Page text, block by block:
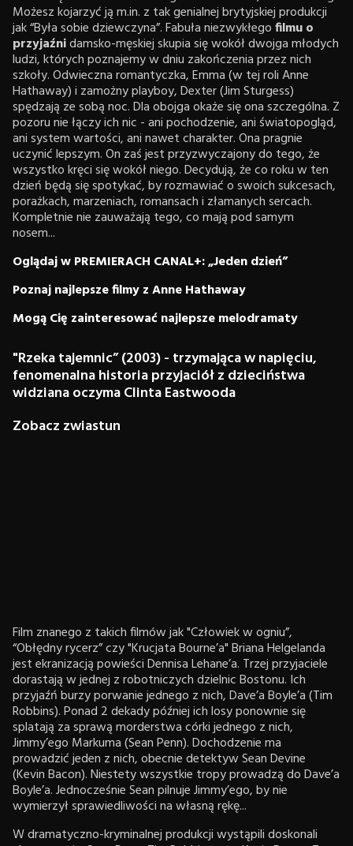
Możesz kojarzyć ją m.in. z tak genialnej brytyjskiej produkcji
jak “Była sobie dziewczyna”. Fabuła niezwykłegofilmu o
przyjaźnidamsko-męskiej skupia się wokół dwojga młodych
ludzi, których poznajemy w dniu zakończenia przez nich
szkoły. Odwieczna romantyczka, Emma (w tej roli Anne
Hathaway) i zamożny playboy, Dexter (Jim Sturgess)
spędzają ze sobą noc. Dla obojga okaże się ona szczególna. Z
pozoru nie łączy ich nic - ani pochodzenie, ani światopogląd,
ani system wartości, ani nawet charakter. Ona pragnie
uczynić lepszym. On zaś jest przyzwyczajony do tego, że
wszystko kręci się wokół niego. Decydują, że co roku w ten
dzień będą się spotykać, by rozmawiać o swoich sukcesach,
porażkach, marzeniach, romansach i złamanych sercach.
Kompletnie nie zauważają tego, co mają pod samym
nosem...
Oglądaj w PREMIERACH CANAL+: „Jeden dzień”
Poznaj najlepsze filmy z Anne Hathaway
Mogą Cię zainteresować najlepsze melodramaty
"Rzeka tajemnic” (2003) - trzymająca w napięciu,
fenomenalna historia przyjaciół z dzieciństwa
widziana oczyma Clinta Eastwooda
Zobacz zwiastun
Film znanego z takich filmów jak "Człowiek w ogniu”,
“Obłędny rycerz” czy "Krucjata Bourne’a" Briana Helgelanda
jest ekranizacją powieści Dennisa Lehane’a. Trzej przyjaciele
dorastają w jednej z robotniczych dzielnic Bostonu. Ich
przyjaźń burzy porwanie jednego z nich, Dave’a Boyle’a (Tim
Robbins). Ponad 2 dekady później ich losy ponownie się
splatają za sprawą morderstwa córki jednego z nich,
Jimmy’ego Markuma (Sean Penn). Dochodzenie ma
prowadzić jeden z nich, obecnie detektyw Sean Devine
(Kevin Bacon). Niestety wszystkie tropy prowadzą do Dave’a
Boyle’a. Jednocześnie Sean pilnuje Jimmy’ego, by nie
wymierzył sprawiedliwości na własną rękę...
W dramatyczno-kryminalnej produkcji wystąpili doskonali